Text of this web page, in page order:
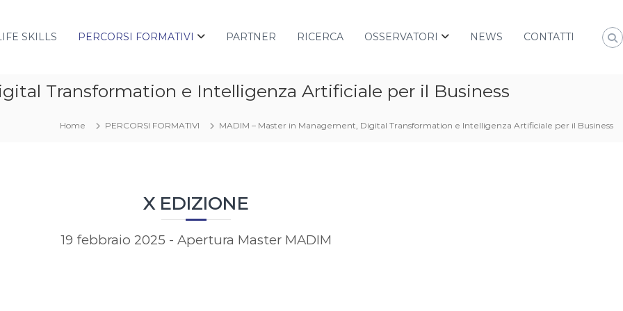
SKILLS PERCORSI FORMATIVI PARTNER RICERCA OSSERVATORI NEWS CONTATTI
Transformation e Intelligenza Artificiale per il Business
Home PERCORSI FORMATIVI MADIM – Master in Management, Digital Transformation e Intelligenza Artificiale per il Business
X EDIZIONE
19 febbraio 2025 - Apertura Master MADIM